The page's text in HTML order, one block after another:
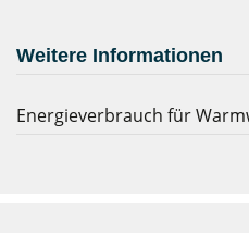
Weitere Informationen
Energieverbrauch für